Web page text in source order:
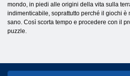
mondo, in piedi alle origini della vita sulla
indimenticabile, soprattutto perché il giochi è
sano. Così scorta tempo e procedere con il
puzzle.